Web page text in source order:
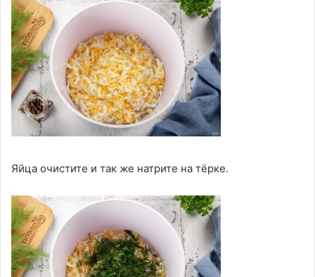
Яйца очистите и так же натрите на тёрке.